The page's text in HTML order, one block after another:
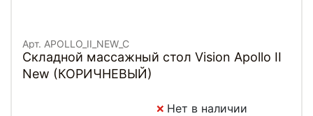
Арт. APOLLO_II_NEW_C
Складной массажный стол Vision Apollo II
New (КОРИЧНЕВЫЙ)
Нет в наличии